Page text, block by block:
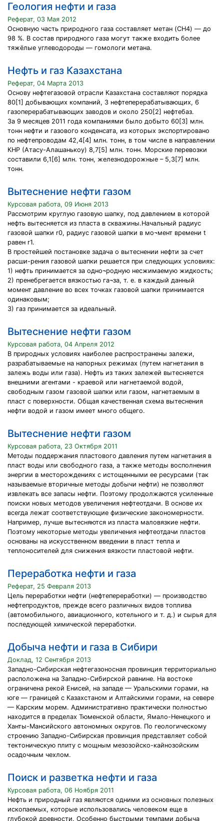
Геология нефти и газа
Реферат, 03 Мая 2012
Основную часть природного газа составляет метан (CH4) — до
98 %. В состав природного газа могут также входить более
тяжёлые углеводороды — гомологи метана.
Нефть и газ Казахстана
Реферат, 04 Марта 2013
Основу нефтегазовой отрасли Казахстана составляют порядка
80[1] добывающих компаний, 3 нефтеперерабатывающих, 6
газоперерабатывающих заводов и около 250[2] нефтебаз.
За 9 месяцев 2011 года компаниями было добыто 60[3] млн.
тонн нефти и газового конденсата, из которых экспортировано
по нефтепроводам 42,4[4] млн. тонн, в том числе в направлении
КНР (Атасу-Алашанькоу) 8,7[5] млн. тонн. Морские перевозки
составили 6,1[6] млн. тонн, железнодорожные – 5,3[7] млн.
тонн.
Вытеснение нефти газом
Курсовая работа, 09 Июня 2013
Рассмотрим круглую газовую шапку, под давлением в которой
нефть вытесняется из пласта в скважины.Начальный радиус
газовой шапки r0, радиус газовой шапки в мо¬мент времени t
равен r1.
В простейшей постановке задача о вытеснении нефти за счет
расши-рения газовой шапки решается при следующих условиях:
1) нефть принимается за одно¬родную несжимаемую жидкость;
2) пренебрегается вязкостью га¬за, т. е. в каждый данный
момент давление во всех точках газовой шапки принимается
одинаковым;
3) газ принимается за идеальный.
Вытеснение нефти газом
Курсовая работа, 04 Апреля 2012
В природных условиях наиболее распространены залежи,
разрабатываемые на напорных режимах (путем нагнетания в
залежь воды или газа). Нефть из таких залежей вытесняется
внешними агентами - краевой или нагнетаемой водой,
свободным газом газовой шапки или газом, нагнетаемым в
пласт с поверхности. Общая качественная схема вытеснения
нефти водой и газом имеет много общего.
Вытеснение нефти газом
Курсовая работа, 23 Октября 2011
Методы поддержания пластового давления путем нагнетания в
пласт воды или свободного газа, а также методы восполнения
энергии в месторождениях с истощенными ее ресурсами (так
называемые вторичные методы добычи нефти) не позволяют
извлекать все запасы нефти. Поэтому продолжаются усиленные
поиски новых методов увеличения нефтеотдачи. В основе их
всегда лежат соответствующие физические закономерности.
Например, лучше вытесняются из пласта маловязкие нефти.
Поэтому некоторые методы увеличения нефтеотдачи пластов
основаны на искусственном введении в пласт тепла и
теплоносителей для снижения вязкости пластовой нефти.
Переработка нефти и газа
Реферат, 25 Февраля 2013
Цель переработки нефти (нефтепереработки) — производство
нефтепродуктов, прежде всего различных видов топлива
(автомобильного, авиационного, котельного и т. д.) и сырья для
последующей химической переработки.
Добыча нефти и газа в Сибири
Доклад, 12 Сентября 2013
Западно-Сибирская нефтегазоносная провинция территориально
расположена на Западно-Сибирской равнине. На востоке
ограничена рекой Енисей, на западе — Уральскими горами, на
юге — границей с Казахстаном и Алтайскими горами, на севере
— Карским морем. Административно практически полностью
находится в пределах Тюменской области, Ямало-Ненецкого и
Ханты-Мансийского автономных округов. По геологическому
строению Западно-Сибирская провинция представляет собой
тектоническую плиту с мощным мезозойско-кайнозойским
осадочным чехлом.
Поиск и разветка нефти и газа
Курсовая работа, 06 Ноября 2011
Нефть и природный газ являются одними из основных полезных
ископаемых, которые использовались человеком еще в
глубокой древности. Особенно быстрыми темпами добыча